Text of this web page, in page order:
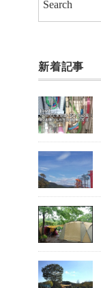
新着記事